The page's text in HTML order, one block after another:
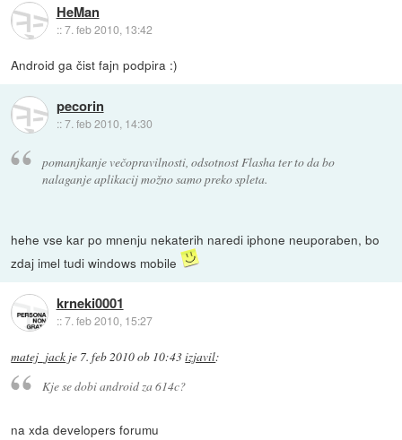
HeMan
::7. feb 2010, 13:42
Android ga čist fajn podpira :)
pecorin
::7. feb 2010, 14:30
pomanjkanje večopravilnosti, odsotnost Flasha ter to da bo
nalaganje aplikacij možno samo preko spleta.
hehe vse kar po mnenju nekaterih naredi iphone neuporaben, bo
zdaj imel tudi windows mobile
krneki0001
::7. feb 2010, 15:27
matej_jack je 7. feb 2010 ob 10:43izjavil:
Kje se dobi android za 614c?
na xda developers forumu